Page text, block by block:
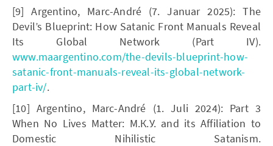
[9] Argentino, Marc-André (7. Januar 2025): The
Devil’s Blueprint: How Satanic Front Manuals Reveal
Its Global Network (Part IV).
www.maargentino.com/the-devils-blueprint-how-
satanic-front-manuals-reveal-its-global-network-
part-iv/.
[10] Argentino, Marc-André (1. Juli 2024): Part 3
When No Lives Matter: М.К.У. and its Affiliation to
Domestic Nihilistic Satanism.